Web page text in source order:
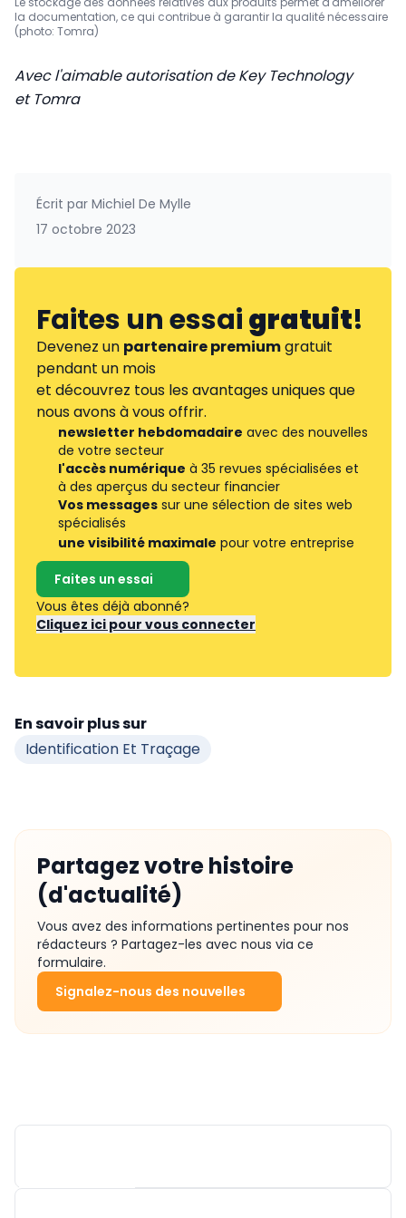
la documentation, ce qui contribue à garantir la qualité nécessaire
(photo: Tomra)
Avec l'aimable autorisation de Key Technology
et Tomra
Écrit par Michiel De Mylle
17 octobre 2023
Faites un essaigratuit!
Devenez un partenaire premiumgratuit
pendant un mois
et découvrez tous les avantages uniques que
nous avons à vous offrir.
newsletter hebdomadaire avec des nouvelles
de votre secteur
l'accès numérique à 35 revues spécialisées et
à des aperçus du secteur financier
Vos messages sur une sélection de sites web
spécialisés
une visibilité maximale pour votre entreprise
Faites un essai
Vous êtes déjà abonné?
Cliquez ici pour vous connecter
En savoir plus sur
Identification Et Traçage
Partagez votre histoire
(d'actualité)
Vous avez des informations pertinentes pour nos
rédacteurs ? Partagez-les avec nous via ce
formulaire.
Signalez-nous des nouvelles